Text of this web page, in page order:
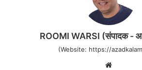
ROOMI WARSI (संपादक -
(Website: https://
Website